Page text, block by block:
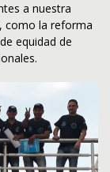
a nuestra
como la reforma
equidad de